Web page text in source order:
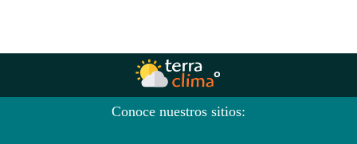
Conoce nuestros sitios: